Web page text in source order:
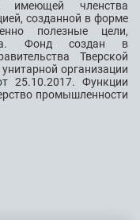
имеющей членства
созданной в форме
полезные цели,
Фонд создан в
Тверской
организации
25.10.2017. Функции
промышленности